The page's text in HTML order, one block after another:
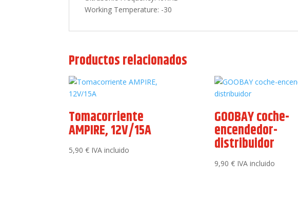
Working Temperature: -30
Productos relacionados
Tomacorriente
AMPIRE, 12V/15A
5,90€ IVA incluido
GOOBAY coche-
encendedor-
distribuidor
9,90 € IVA incluido